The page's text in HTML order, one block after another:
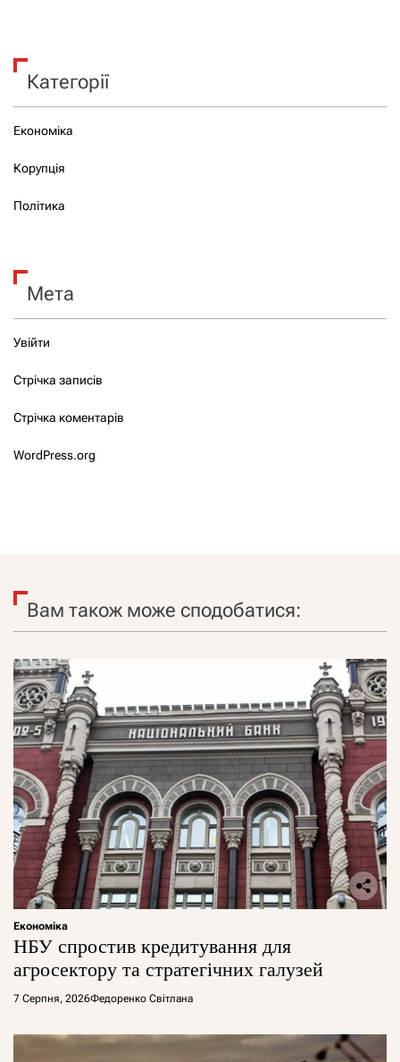
Категорії
Економіка
Корупція
Політика
Мета
Увійти
Стрічка записів
Стрічка коментарів
WordPress.org
Вам також може сподобатися:
Економіка
НБУ спростив кредитування для
агросектору та стратегічних галузей
7 Серпня, 2026Федоренко Світлана